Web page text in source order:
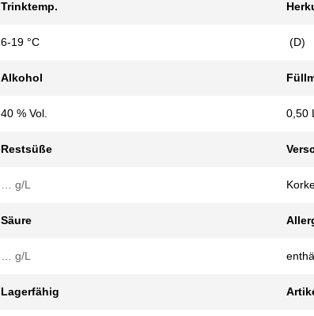
Trinktemp.
6-19 °C (D)
Alkohol
40 % Vol. 0,50 L
Restsüße
… g/L
Säure
… g/L
Lagerfähig